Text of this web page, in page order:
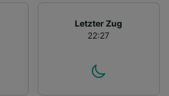
Letzter Zug
22:27